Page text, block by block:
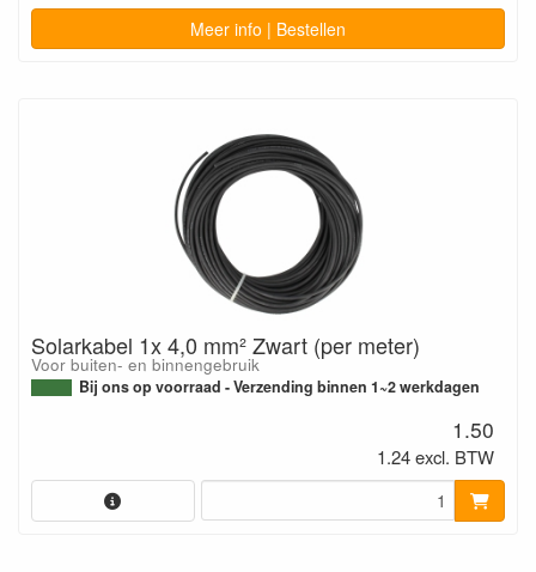
Meer info | Bestellen
Solarkabel 1x 4,0 mm² Zwart (per meter)
Voor buiten- en binnengebruik
Bij ons op voorraad - Verzending binnen 1~2 werkdagen
1.50
1.24 excl. BTW